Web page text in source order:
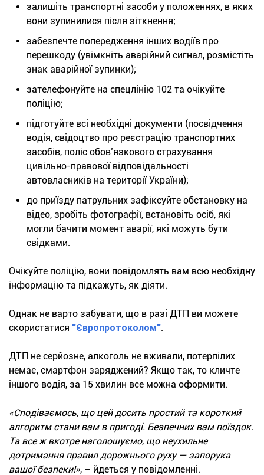
залишіть транспортні засоби у положеннях, в яких
вони зупинилися після зіткнення;
забезпечте попередження інших водіїв про
перешкоду (увімкніть аварійний сигнал, розмістіть
знак аварійної зупинки);
зателефонуйте на спецлінію 102 та очікуйте
поліцію;
підготуйте всі необхідні документи (посвідчення
водія, свідоцтво про реєстрацію транспортних
засобів, поліс обов’язкового страхування
цивільно-правової відповідальності
автовласників на території України);
до приїзду патрульних зафіксуйте обстановку на
відео, зробіть фотографії, встановіть осіб, які
могли бачити момент аварії, які можуть бути
свідками.
Очікуйте поліцію, вони повідомлять вам всю необхідну
інформацію та підкажуть, як діяти.
Однак не варто забувати, що в разі ДТП ви можете
скористатися "Європротоколом".
ДТП не серйозне, алкоголь не вживали, потерпілих
немає, смартфон заряджений? Якщо так, то кличте
іншого водія, за 15 хвилин все можна оформити.
«Сподіваємось, що цей досить простий та короткий
алгоритм стани вам в пригоді. Безпечних вам поїздок.
Та все ж вкотре наголошуємо, що неухильне
дотримання правил дорожнього руху — запорука
вашої безпеки!», – йдеться у повідомленні.